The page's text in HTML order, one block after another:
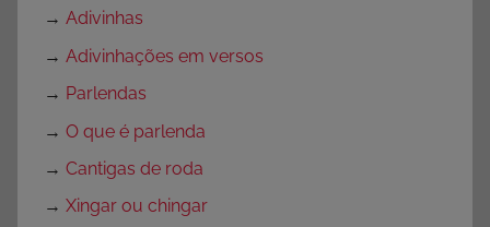
l
r
e
→ Adivinhas
→ Adivinhações em versos
→ Parlendas
→ O que é parlenda
→ Cantigas de roda
→ Xingar ou chingar